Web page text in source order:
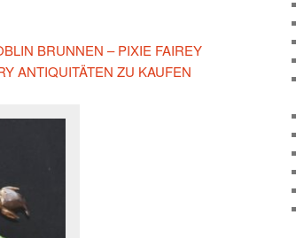
BRUNNEN – PIXIE FAIREY
ANTIQUITÄTEN ZU KAUFEN